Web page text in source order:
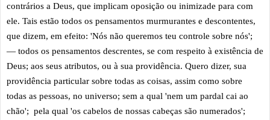
contrários a Deus, que implicam oposição ou inimizade para com
ele. Tais estão todos os pensamentos murmurantes e descontentes,
que dizem, em efeito: 'Nós não queremos teu controle sobre nós';
— todos os pensamentos descrentes, se com respeito à existência de
Deus; aos seus atributos, ou à sua providência. Quero dizer, sua
providência particular sobre todas as coisas, assim como sobre
todas as pessoas, no universo; sem a qual 'nem um pardal cai ao
chão'; pela qual 'os cabelos de nossas cabeças são numerados';